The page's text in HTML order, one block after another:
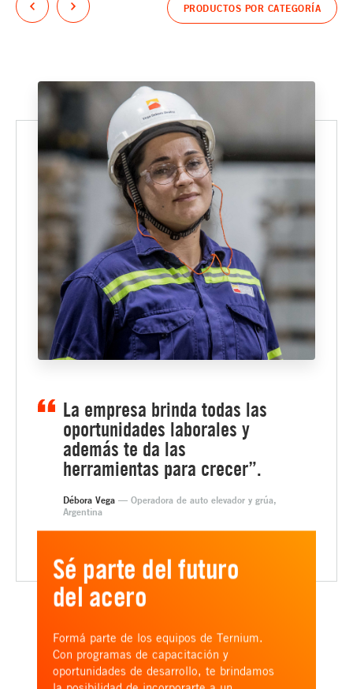
PRODUCTOS POR CATEGORÍA
La empresa brinda todas las
oportunidades laborales y
además te da las
herramientas para crecer”.
Débora Vega — Operadora de auto elevador y grúa,
Argentina
Sé parte del futuro
del acero
Formá parte de los equipos de Ternium.
Con programas de capacitación y
oportunidades de desarrollo, te brindamos